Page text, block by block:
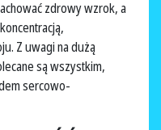
zdrowy wzrok, a
Z uwagi na dużą
są wszystkim,
sercowo-